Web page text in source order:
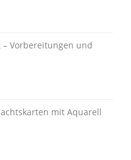
Vorbereitungen und
mit Aquarell